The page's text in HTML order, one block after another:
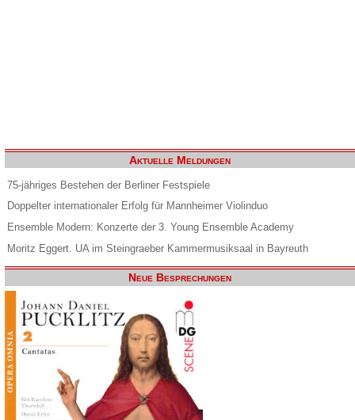
Aktuelle Meldungen
75-jähriges Bestehen der Berliner Festspiele
Doppelter internationaler Erfolg für Mannheimer Violinduo
Ensemble Modern: Konzerte der 3. Young Ensemble Academy
Moritz Eggert. UA im Steingraeber Kammermusiksaal in Bayreuth
Neue Besprechungen